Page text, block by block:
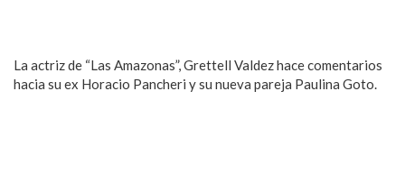
La actriz de “Las Amazonas”, Grettell Valdez hace comentarios
hacia su ex Horacio Pancheri y su nueva pareja Paulina Goto.